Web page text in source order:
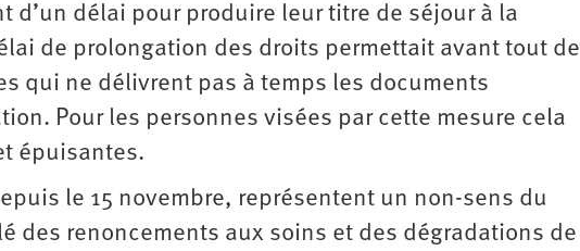
d’un délai pour produire leur titre de séjour à la
de prolongation des droits permettait avant tout de
qui ne délivrent pas à temps les documents
Pour les personnes visées par cette mesure cela
épuisantes.
le 15 novembre, représentent un non-sens du
des renoncements aux soins et des dégradations de